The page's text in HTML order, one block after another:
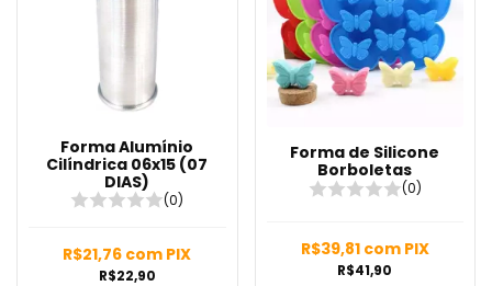
Forma Alumínio
Cilíndrica 06x15 (07
DIAS)
(0)
R$22,90
R$21,76 com PIX
Forma de Silicone
Borboletas
(0)
R$41,90
R$39,81 com PIX